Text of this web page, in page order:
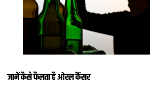
जानें कैसे फैलता है ओरल कैंसर